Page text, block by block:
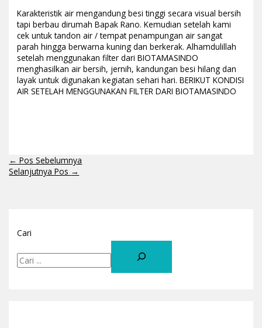
Karakteristik air mengandung besi tinggi secara visual bersih
tapi berbau dirumah Bapak Rano. Kemudian setelah kami
cek untuk tandon air / tempat penampungan air sangat
parah hingga berwarna kuning dan berkerak. Alhamdulillah
setelah menggunakan filter dari BIOTAMASINDO
menghasilkan air bersih, jernih, kandungan besi hilang dan
layak untuk digunakan kegiatan sehari hari. BERIKUT KONDISI
AIR SETELAH MENGGUNAKAN FILTER DARI BIOTAMASINDO
← Pos Sebelumnya
Selanjutnya Pos →
Cari